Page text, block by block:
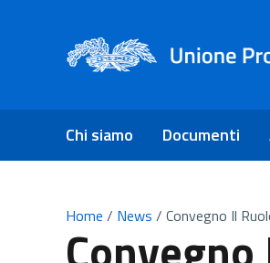
Chi siamo Documenti
Home / News / Convegno Il